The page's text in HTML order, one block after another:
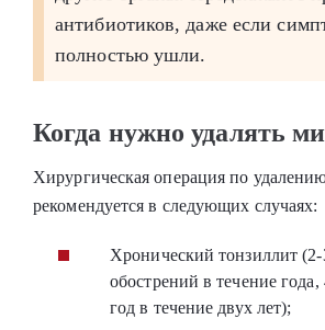
антибиотиков, даже если
полностью ушли.
Когда нужно удалять
Хирургическая операция по
рекомендуется в следующих случаях:
Хронический тонзиллит (2-
обострений в течение
год в течение двух лет);